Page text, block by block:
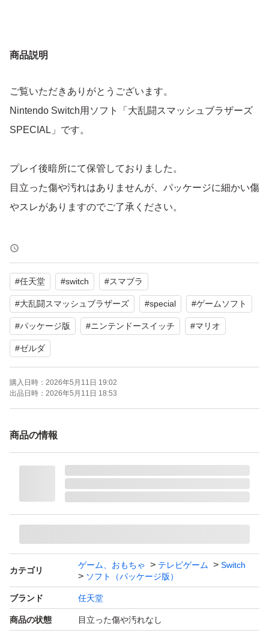
商品説明
ご覧いただきありがとうございます。
Nintendo Switch用ソフト「大乱闘スマッシュブラザーズ
SPECIAL」です。
プレイ後暗所にて保管しておりました。
目立った傷や汚れはありませんが、パッケージに細かい傷
やスレがありますのでご了承ください。
【ブランド】任天堂
【カテゴリ】Nintendo Switch ソフト
【CEROレーティング】A
水濡れ対策の上発送いたします。
よろしくお願いいたします。
#任天堂 #switch #スマブラ
#大乱闘スマッシュブラザーズ #special #ゲームソフト
#パッケージ版 #ニンテンドースイッチ #マリオ
#ゼルダ
購入日時： 2026年5月11日 19:02
出品日時： 2026年5月11日 18:53
商品の情報
カテゴリ
ゲーム、おもちゃ テレビゲーム
Switch
ソフト（パッケージ版）
ブランド 任天堂
商品の状態 目立った傷や汚れなし